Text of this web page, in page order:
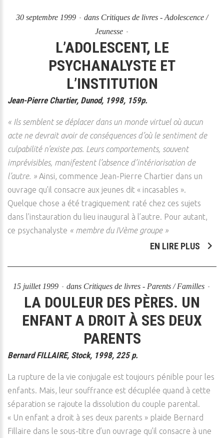
30 septembre 1999 dans Critiques de livres - Adolescence /
Jeunesse
L’ADOLESCENT, LE
PSYCHANALYSTE ET
L’INSTITUTION
Jean-Pierre Chartier, Dunod, 1998, 159p.
« Ils semblent se déplacer dans un monde virtuel où aucun
acte ne devrait avoir de conséquences d’où le sentiment de
culpabilité n’existe pas. Leurs comportements, souvent
imprévisibles, manifestent l’absence d’intériorisation de
l’autre. » Ainsi, commence Jean-Pierre Chartier dans un
ouvrage qu’il consacre aux jeunes dit « incasables ».
Quelque chose a été tragiquement raté chez ces sujets
dans l’instauration du lieu inaugural à l’autre. Pour autant,
ce psychanalyste « membre du IVème groupe »
EN LIRE PLUS
15 juillet 1999 dans Critiques de livres - Parents / Familles
LA DOULEUR DES PÈRES. UN
ENFANT A DROIT À SES DEUX
PARENTS
Bernard FILLAIRE, Stock, 1998, 225 p.
La rupture de la vie conjugale est toujours pénible pour les
enfants. Mais, leur souffrance est décuplée quand à cette
séparation se rajoute la dissolution du couple parental.
« Un enfant a droit à ses deux parents » plaide Bernard
Fillaire dans le sous-titre d’un ouvrage qu’il consacre à une